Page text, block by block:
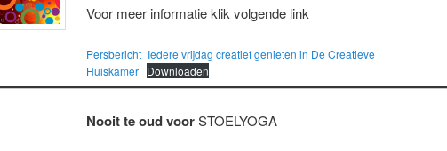
Voor meer informatie klik volgende link
Persbericht_Iedere vrijdag creatief genieten in De Creatieve
Huiskamer Downloaden
Nooit te oud voorSTOELYOGA